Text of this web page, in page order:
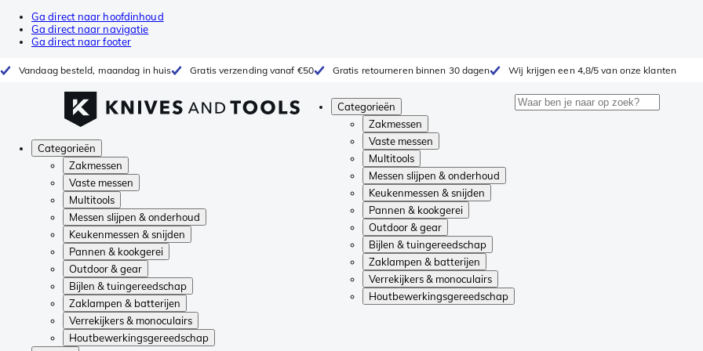
Ga direct naar hoofdinhoud
Ga direct naar navigatie
Ga direct naar footer
Vandaag besteld, maandag in huis Gratis verzending vanaf €50 Gratis retourneren binnen 30 dagen Wij krijgen een 4,8/5 van onze klanten
Categorieën
Zakmessen
Vaste messen
Multitools
Messen slijpen & onderhoud
Keukenmessen & snijden
Pannen & kookgerei
Outdoor & gear
Bijlen & tuingereedschap
Zaklampen & batterijen
Verrekijkers & monoculairs
Houtbewerkingsgereedschap
Categorieën
Zakmessen
Vaste messen
Multitools
Messen slijpen & onderhoud
Keukenmessen & snijden
Pannen & kookgerei
Outdoor & gear
Bijlen & tuingereedschap
Zaklampen & batterijen
Verrekijkers & monoculairs
Houtbewerkingsgereedschap